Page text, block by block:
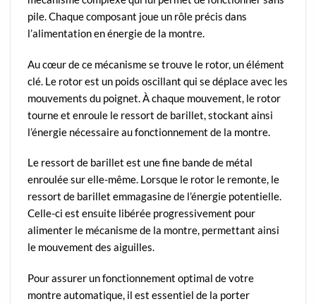
pile. Chaque composant joue un rôle précis dans
l’alimentation en énergie de la montre.
Au cœur de ce mécanisme se trouve le rotor, un élément
clé. Le rotor est un poids oscillant qui se déplace avec les
mouvements du poignet. À chaque mouvement, le rotor
tourne et enroule le ressort de barillet, stockant ainsi
l’énergie nécessaire au fonctionnement de la montre.
Le ressort de barillet est une fine bande de métal
enroulée sur elle-même. Lorsque le rotor le remonte, le
ressort de barillet emmagasine de l’énergie potentielle.
Celle-ci est ensuite libérée progressivement pour
alimenter le mécanisme de la montre, permettant ainsi
le mouvement des aiguilles.
Pour assurer un fonctionnement optimal de votre
montre automatique, il est essentiel de la porter